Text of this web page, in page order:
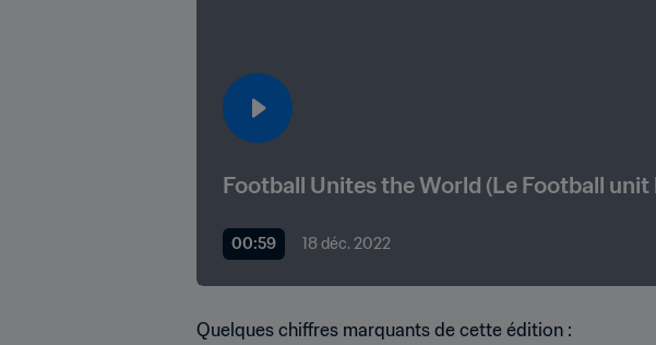
Football Unites the World (Le Football unit
00:59 18 déc. 2022
Quelques chiffres marquants de cette édition :